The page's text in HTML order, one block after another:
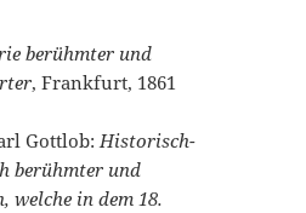
berühmter und
, Frankfurt, 1861
Gottlob:Historisch-
berühmter und
welche in dem 18.